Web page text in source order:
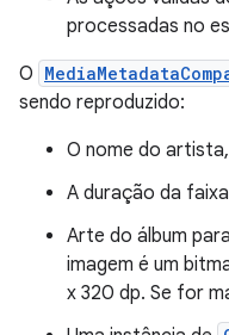
processadas no
O
sendo reproduzido:
O nome do
A duração da faixa
Arte do álbum
imagem é um
x 320 dp. Se for